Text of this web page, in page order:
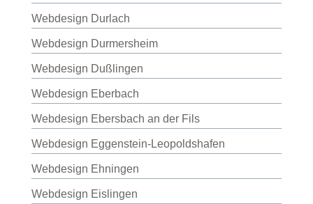
Webdesign Durlach
Webdesign Durmersheim
Webdesign Dußlingen
Webdesign Eberbach
Webdesign Ebersbach an der Fils
Webdesign Eggenstein-Leopoldshafen
Webdesign Ehningen
Webdesign Eislingen